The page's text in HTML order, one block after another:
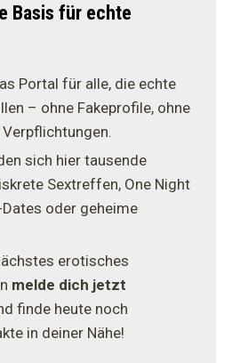
Basis für echte
Portal für alle, die echte
– ohne Fakeprofile, ohne
sich hier tausende
Sextreffen, One Night
oder geheime
erotisches
melde dich jetzt
finde heute noch
in deiner Nähe!